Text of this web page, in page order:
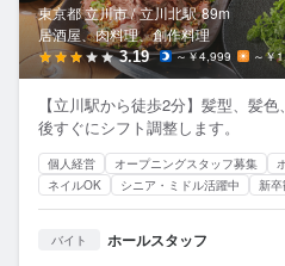
東京都 立川市 / 立川北駅 89m
居酒屋、肉料理、創作料理
3.19 ～￥4,999 ～￥
【立川駅から徒歩2分】髪型、髪
後すぐにシフト調整します。
個人経営 オープニングスタッフ募集
ネイルOK
シニア・ミドル活躍中 新卒
バイト ホールスタッフ